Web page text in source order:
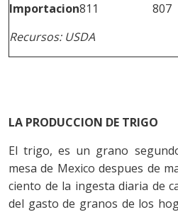
Importacion811 807
Recursos: USDA
LA PRODUCCION DE TRIGO
El trigo, es un grano
mesa de Mexico despues de
ciento de la ingesta diaria de
del gasto de granos de los